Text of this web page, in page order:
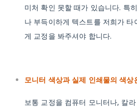
미처 확인 못할 때가 있습니다. 특
나 부득이하게 텍스트를 저희가
게 교정을 봐주셔야 합니다.
모니터 색상과 실제 인쇄물의 색상
보통 교정을 컴퓨터 모니터나, 칼